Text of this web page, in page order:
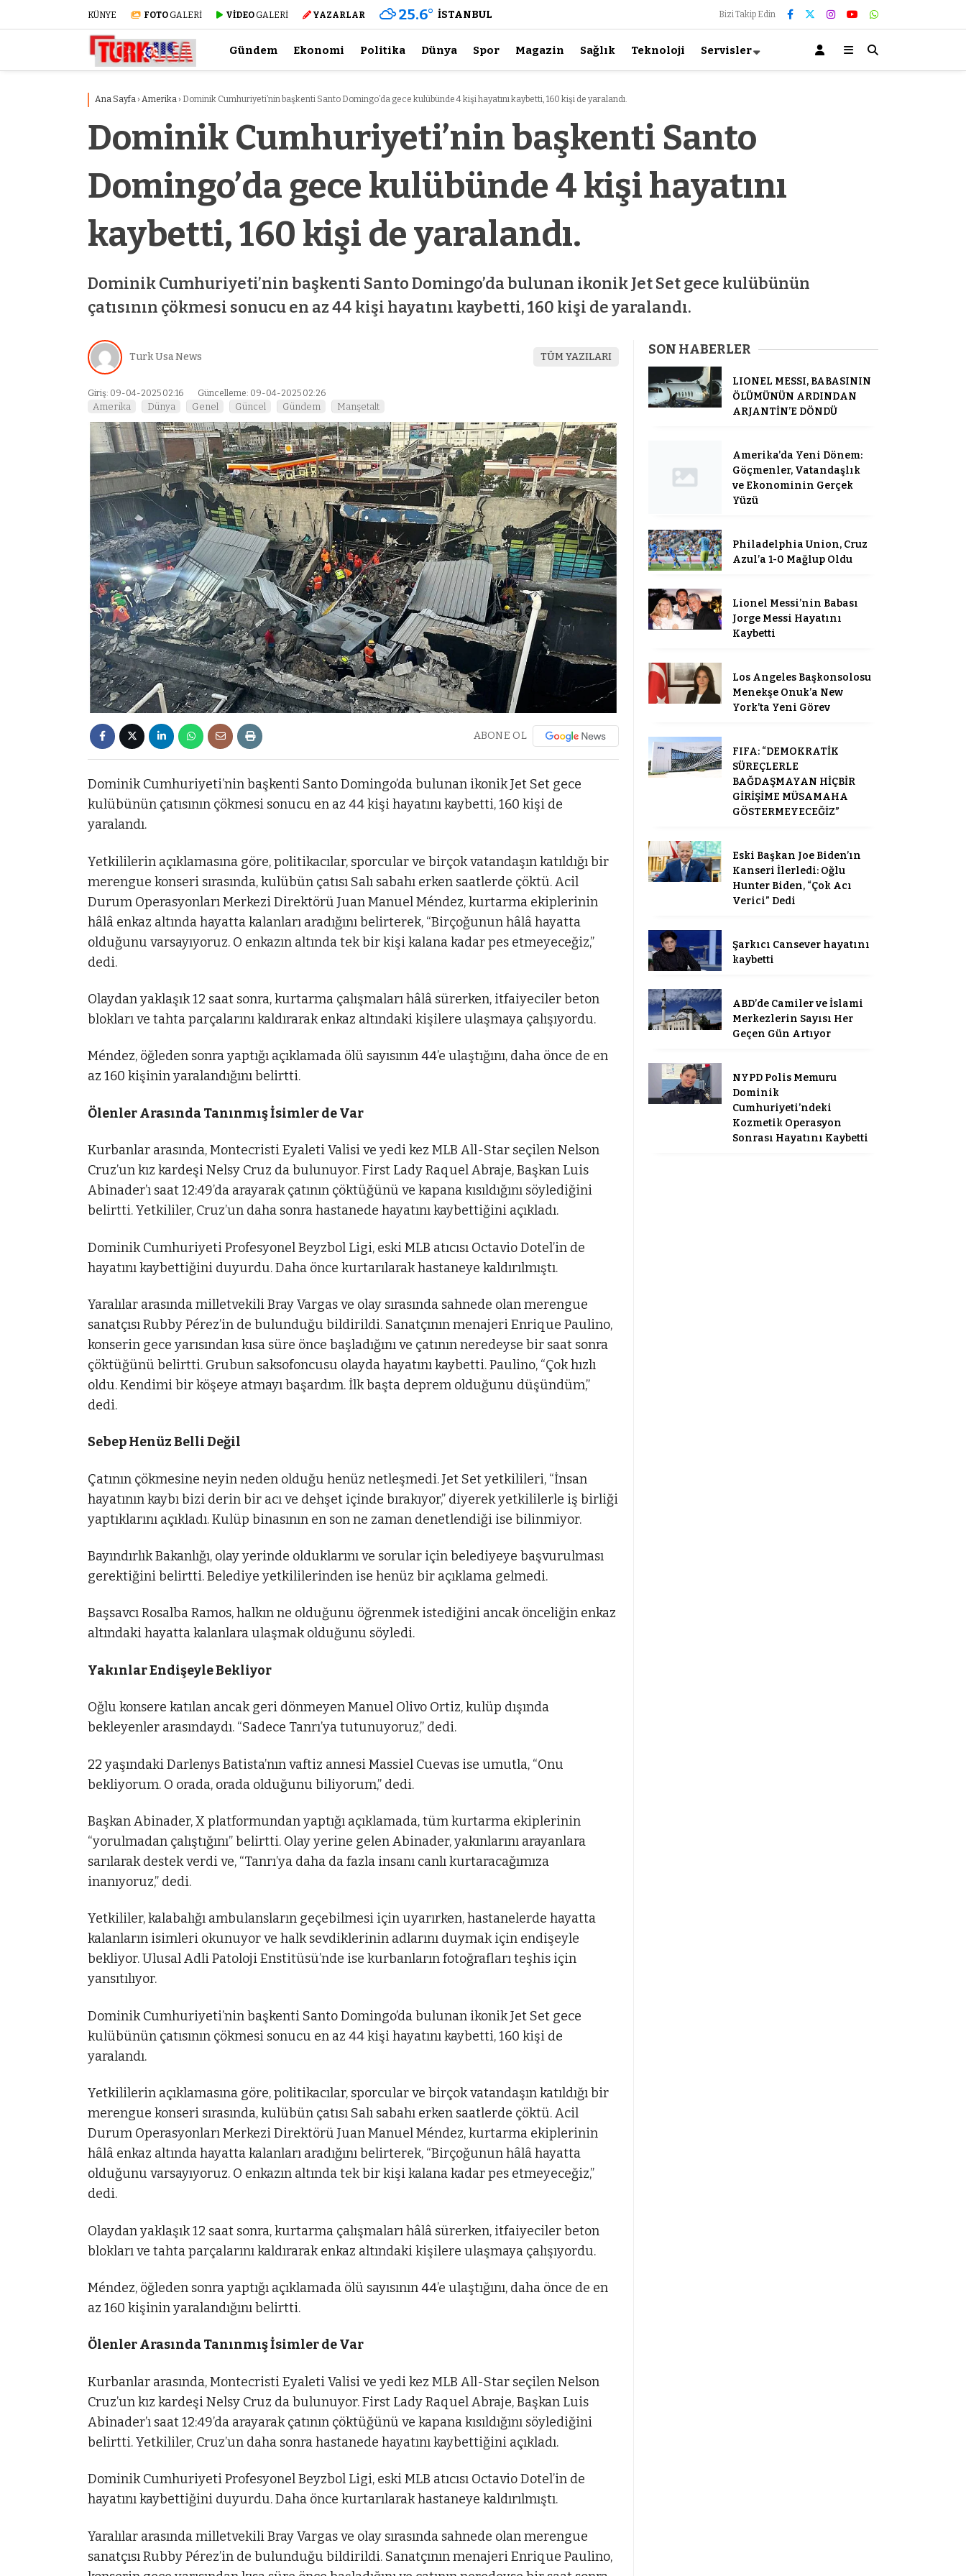
KÜNYE FOTO GALERİ VİDEO GALERİ YAZARLAR 25.6° İSTANBUL Bizi Takip Edin
Gündem Ekonomi Politika Dünya Spor Magazin Sağlık Teknoloji Servisler
Ana Sayfa › Amerika › Dominik Cumhuriyeti’nin başkenti Santo Domingo’da gece kulübünde 4 kişi hayatını kaybetti, 160 kişi de yaralandı.
Dominik Cumhuriyeti’nin başkenti Santo
Domingo’da gece kulübünde 4 kişi hayatını
kaybetti, 160 kişi de yaralandı.
Dominik Cumhuriyeti’nin başkenti Santo Domingo’da bulunan ikonik Jet Set gece kulübünün
çatısının çökmesi sonucu en az 44 kişi hayatını kaybetti, 160 kişi de yaralandı.
Turk Usa News TÜM YAZILARI
Giriş: 09-04-2025 02:16 Güncelleme: 09-04-2025 02:26
Amerika Dünya Genel Güncel Gündem Manşetalt
ABONE OL
Dominik Cumhuriyeti’nin başkenti Santo Domingo’da bulunan ikonik Jet Set gece
kulübünün çatısının çökmesi sonucu en az 44 kişi hayatını kaybetti, 160 kişi de
yaralandı.
Yetkililerin açıklamasına göre, politikacılar, sporcular ve birçok vatandaşın katıldığı bir
merengue konseri sırasında, kulübün çatısı Salı sabahı erken saatlerde çöktü. Acil
Durum Operasyonları Merkezi Direktörü Juan Manuel Méndez, kurtarma ekiplerinin
hâlâ enkaz altında hayatta kalanları aradığını belirterek, “Birçoğunun hâlâ hayatta
olduğunu varsayıyoruz. O enkazın altında tek bir kişi kalana kadar pes etmeyeceğiz,”
dedi.
Olaydan yaklaşık 12 saat sonra, kurtarma çalışmaları hâlâ sürerken, itfaiyeciler beton
blokları ve tahta parçalarını kaldırarak enkaz altındaki kişilere ulaşmaya çalışıyordu.
Méndez, öğleden sonra yaptığı açıklamada ölü sayısının 44’e ulaştığını, daha önce de en
az 160 kişinin yaralandığını belirtti.
Ölenler Arasında Tanınmış İsimler de Var
Kurbanlar arasında, Montecristi Eyaleti Valisi ve yedi kez MLB All-Star seçilen Nelson
Cruz’un kız kardeşi Nelsy Cruz da bulunuyor. First Lady Raquel Abraje, Başkan Luis
Abinader’ı saat 12:49’da arayarak çatının çöktüğünü ve kapana kısıldığını söylediğini
belirtti. Yetkililer, Cruz’un daha sonra hastanede hayatını kaybettiğini açıkladı.
Dominik Cumhuriyeti Profesyonel Beyzbol Ligi, eski MLB atıcısı Octavio Dotel’in de
hayatını kaybettiğini duyurdu. Daha önce kurtarılarak hastaneye kaldırılmıştı.
Yaralılar arasında milletvekili Bray Vargas ve olay sırasında sahnede olan merengue
sanatçısı Rubby Pérez’in de bulunduğu bildirildi. Sanatçının menajeri Enrique Paulino,
konserin gece yarısından kısa süre önce başladığını ve çatının neredeyse bir saat sonra
çöktüğünü belirtti. Grubun saksofoncusu olayda hayatını kaybetti. Paulino, “Çok hızlı
oldu. Kendimi bir köşeye atmayı başardım. İlk başta deprem olduğunu düşündüm,”
dedi.
Sebep Henüz Belli Değil
Çatının çökmesine neyin neden olduğu henüz netleşmedi. Jet Set yetkilileri, “İnsan
hayatının kaybı bizi derin bir acı ve dehşet içinde bırakıyor,” diyerek yetkililerle iş birliği
yaptıklarını açıkladı. Kulüp binasının en son ne zaman denetlendiği ise bilinmiyor.
Bayındırlık Bakanlığı, olay yerinde olduklarını ve sorular için belediyeye başvurulması
gerektiğini belirtti. Belediye yetkililerinden ise henüz bir açıklama gelmedi.
Başsavcı Rosalba Ramos, halkın ne olduğunu öğrenmek istediğini ancak önceliğin enkaz
altındaki hayatta kalanlara ulaşmak olduğunu söyledi.
Yakınlar Endişeyle Bekliyor
Oğlu konsere katılan ancak geri dönmeyen Manuel Olivo Ortiz, kulüp dışında
bekleyenler arasındaydı. “Sadece Tanrı’ya tutunuyoruz,” dedi.
22 yaşındaki Darlenys Batista’nın vaftiz annesi Massiel Cuevas ise umutla, “Onu
bekliyorum. O orada, orada olduğunu biliyorum,” dedi.
Başkan Abinader, X platformundan yaptığı açıklamada, tüm kurtarma ekiplerinin
“yorulmadan çalıştığını” belirtti. Olay yerine gelen Abinader, yakınlarını arayanlara
sarılarak destek verdi ve, “Tanrı’ya daha da fazla insanı canlı kurtaracağımıza
inanıyoruz,” dedi.
Yetkililer, kalabalığı ambulansların geçebilmesi için uyarırken, hastanelerde hayatta
kalanların isimleri okunuyor ve halk sevdiklerinin adlarını duymak için endişeyle
bekliyor. Ulusal Adli Patoloji Enstitüsü’nde ise kurbanların fotoğrafları teşhis için
yansıtılıyor.
Dominik Cumhuriyeti’nin başkenti Santo Domingo’da bulunan ikonik Jet Set gece
kulübünün çatısının çökmesi sonucu en az 44 kişi hayatını kaybetti, 160 kişi de
yaralandı.
Yetkililerin açıklamasına göre, politikacılar, sporcular ve birçok vatandaşın katıldığı bir
merengue konseri sırasında, kulübün çatısı Salı sabahı erken saatlerde çöktü. Acil
Durum Operasyonları Merkezi Direktörü Juan Manuel Méndez, kurtarma ekiplerinin
hâlâ enkaz altında hayatta kalanları aradığını belirterek, “Birçoğunun hâlâ hayatta
olduğunu varsayıyoruz. O enkazın altında tek bir kişi kalana kadar pes etmeyeceğiz,”
dedi.
Olaydan yaklaşık 12 saat sonra, kurtarma çalışmaları hâlâ sürerken, itfaiyeciler beton
blokları ve tahta parçalarını kaldırarak enkaz altındaki kişilere ulaşmaya çalışıyordu.
Méndez, öğleden sonra yaptığı açıklamada ölü sayısının 44’e ulaştığını, daha önce de en
az 160 kişinin yaralandığını belirtti.
Ölenler Arasında Tanınmış İsimler de Var
Kurbanlar arasında, Montecristi Eyaleti Valisi ve yedi kez MLB All-Star seçilen Nelson
Cruz’un kız kardeşi Nelsy Cruz da bulunuyor. First Lady Raquel Abraje, Başkan Luis
Abinader’ı saat 12:49’da arayarak çatının çöktüğünü ve kapana kısıldığını söylediğini
belirtti. Yetkililer, Cruz’un daha sonra hastanede hayatını kaybettiğini açıkladı.
Dominik Cumhuriyeti Profesyonel Beyzbol Ligi, eski MLB atıcısı Octavio Dotel’in de
hayatını kaybettiğini duyurdu. Daha önce kurtarılarak hastaneye kaldırılmıştı.
Yaralılar arasında milletvekili Bray Vargas ve olay sırasında sahnede olan merengue
sanatçısı Rubby Pérez’in de bulunduğu bildirildi. Sanatçının menajeri Enrique Paulino,
SON HABERLER
LIONEL MESSI, BABASININ
ÖLÜMÜNÜN ARDINDAN
ARJANTİN’E DÖNDÜ
Amerika’da Yeni Dönem:
Göçmenler, Vatandaşlık
ve Ekonominin Gerçek
Yüzü
Philadelphia Union, Cruz
Azul’a 1-0 Mağlup Oldu
Lionel Messi’nin Babası
Jorge Messi Hayatını
Kaybetti
Los Angeles Başkonsolosu
Menekşe Onuk’a New
York’ta Yeni Görev
FIFA: “DEMOKRATİK
SÜREÇLERLE
BAĞDAŞMAYAN HİÇBİR
GİRİŞİME MÜSAMAHA
GÖSTERMEYECEĞİZ”
Eski Başkan Joe Biden’ın
Kanseri İlerledi: Oğlu
Hunter Biden, “Çok Acı
Verici” Dedi
Şarkıcı Cansever hayatını
kaybetti
ABD’de Camiler ve İslami
Merkezlerin Sayısı Her
Geçen Gün Artıyor
NYPD Polis Memuru
Dominik
Cumhuriyeti’ndeki
Kozmetik Operasyon
Sonrası Hayatını Kaybetti